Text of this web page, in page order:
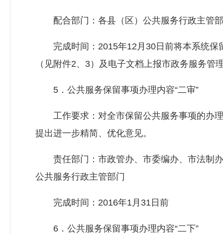
配合部门：各县（区）公共服务行政主管
完成时间：2015年12月30日前将本系统保
（见附件2、3）及电子文档上报市政务服务管
5．公共服务保留事项办理内容“二审”
工作要求：对全市保留公共服务事项的办理
提出进一步精简、优化意见。
责任部门：市政管办、市委编办、市法制办
公共服务行政主管部门
完成时间：2016年1月31日前
6．公共服务保留事项办理内容“二下”